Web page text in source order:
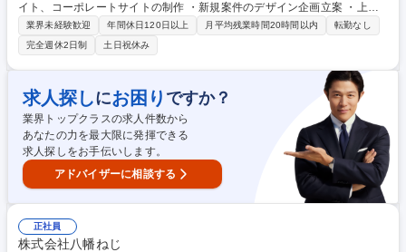
イト、コーポレートサイトの制作 ・新規案件のデザイン企画立案 ・上記
に付随する顧客・社内打ち合わせ ・DTP制作業務（ポスター・POP・リ
ーフレット・フライヤー・カタログ類） ・クライアントサイトの更新・運
用業務（ビジュアル・バナー制作など） 【キャリアパス】Webディレク
ターとしてプロジェクトマネジメント方面へのステップアップの他、アー
ト／システムディレクターとしての専門職としてのキャリアパスもござい
ます。 募集職種 【Web/DTPデザイナー】上場企業のグループ会社/ペット
好き歓迎
業界未経験歓迎 年間休日120日以上 月平均残業時間20時間以内
転勤なし
完全週休2日制
土日祝休み
求人探しにお困り ですか？
業界トップクラスの求人件数から
あなたの力を最大限に発揮できる
求人探しをお手伝いします。
アドバイザーに相談する
正社員
株式会社八幡ねじ